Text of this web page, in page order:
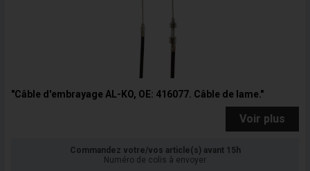
"Câble d'embrayage AL-KO, OE: 416077. Câble de lame."
Voir plus
Commandez votre/vos article(s) avant 15h
Numéro de colis à envoyer